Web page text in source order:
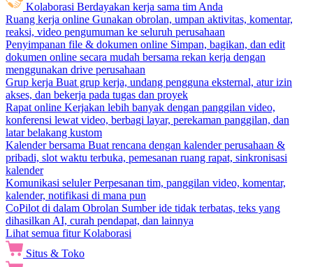
Kolaborasi Berdayakan kerja sama tim Anda
Ruang kerja online Gunakan obrolan, umpan aktivitas, komentar,
reaksi, video pengumuman ke seluruh perusahaan
Penyimpanan file & dokumen online Simpan, bagikan, dan edit
dokumen online secara mudah bersama rekan kerja dengan
menggunakan drive perusahaan
Grup kerja Buat grup kerja, undang pengguna eksternal, atur izin
akses, dan bekerja pada tugas dan proyek
Rapat online Kerjakan lebih banyak dengan panggilan video,
konferensi lewat video, berbagi layar, perekaman panggilan, dan
latar belakang kustom
Kalender bersama Buat rencana dengan kalender perusahaan &
pribadi, slot waktu terbuka, pemesanan ruang rapat, sinkronisasi
kalender
Komunikasi seluler Perpesanan tim, panggilan video, komentar,
kalender, notifikasi di mana pun
CoPilot di dalam Obrolan Sumber ide tidak terbatas, teks yang
dihasilkan AI, curah pendapat, dan lainnya
Lihat semua fitur Kolaborasi
Situs & Toko